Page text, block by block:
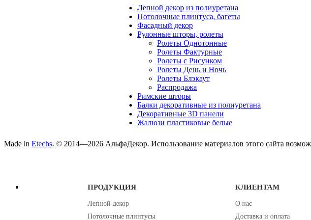
Лепной декор из полиуретана
Потолочные плинтуса, багеты
Фасадный декор
Рулонные шторы, ролеты
Ролеты Однотонные
Ролеты Фактурные
Ролеты с Рисунком
Ролеты День и Ночь
Ролеты Блэкаут
Распродажа
Римские шторы
Балки декоративные из полиуретана
Декоративные 3D панели
Жалюзи пластиковые белые
Made in Etechs. © 2014—2026 АльфаДекор. Использование материалов этого сайта
ПРОДУКЦИЯ
Лепной декор
Потолочные плинтусы
КЛИЕНТАМ
О нас
Доставка и оплата